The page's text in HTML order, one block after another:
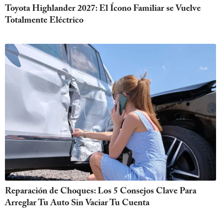
Toyota Highlander 2027: El Ícono Familiar se Vuelve
Totalmente Eléctrico
Reparación de Choques: Los 5 Consejos Clave Para
Arreglar Tu Auto Sin Vaciar Tu Cuenta